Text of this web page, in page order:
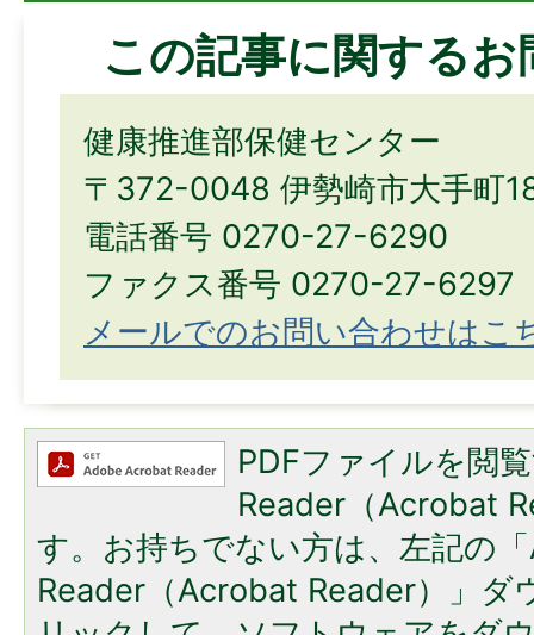
この記事に関する
健康推進部保健センター
〒372-0048 伊勢崎市大手町
電話番号 0270-27-6290
ファクス番号 0270-27-6297
メールでのお問い合わせはこ
PDFファイルを閲
Reader（Acrobat
す。お持ちでない方は、左記の
Reader（Acrobat Reader）」ダ